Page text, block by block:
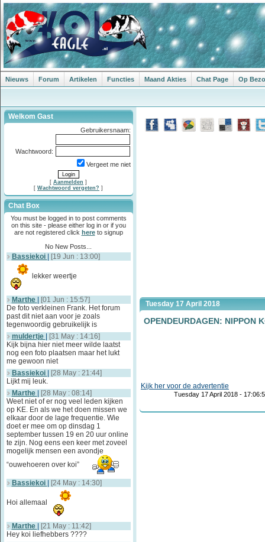
Nieuws Forum Artikelen Functies Maand Akties Chat Page Op
Welkom Gast
Gebruikersnaam:
Wachtwoord:
Vergeet me niet
[ Aanmelden ]
[ Wachtwoord vergeten? ]
Chat Box
You must be logged in to post comments
on this site - please either log in or if you
are not registered click hereto signup
No New Posts...
Bassiekoi [19 Jun : 13:00]
lekker weertje
Marthe
[01 Jun : 15:57]
De foto verkleinen Frank. Het forum
past dit niet aan voor je zoals
tegenwoordig gebruikelijk is
muldertje
[31 May : 14:16]
Kijk bijna hier niet meer wilde laatst
nog een foto plaatsen maar het lukt
me gewoon niet
Bassiekoi
[28 May : 21:44]
Lijkt mij leuk.
Marthe
[28 May : 08:14]
Weet niet of er nog veel leden kijken
op KE. En als we het doen missen we
elkaar door de lage frequentie. Wie
doet er mee om op dinsdag 1
september tussen 19 en 20 uur online
te zijn. Nog eens een keer met zoveel
mogelijk mensen een avondje
“ouwehoeren over koi”
Bassiekoi [24 May : 14:30]
Hoi allemaal
Marthe
[21 May : 11:42]
Hey koi liefhebbers ????
Tuesday 17 April 2018
OPENDEURDAGEN: NIPPON
Kijk her voor de advertentie
Tuesday 17 April 2018 -